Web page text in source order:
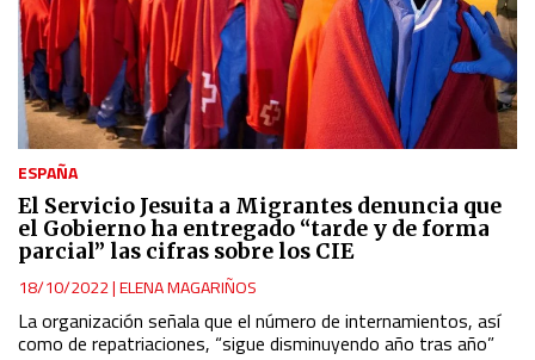
ESPAÑA
El Servicio Jesuita a Migrantes denuncia que
el Gobierno ha entregado “tarde y de forma
parcial” las cifras sobre los CIE
18/10/2022|ELENA MAGARIÑOS
La organización señala que el número de internamientos, así
como de repatriaciones, “sigue disminuyendo año tras año”